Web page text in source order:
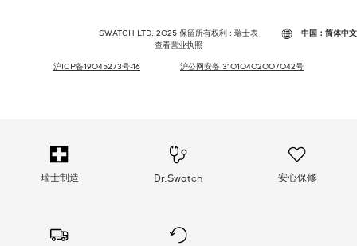
SWATCH LTD. 2025 保留所有权利 : 瑞士表
查看营业执照
中国：简体中文
沪ICP备19045273号-16 沪公网安备 31010402007042号
瑞士制造 Dr.Swatch 安心保修